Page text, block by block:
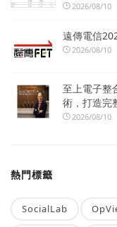
2026/08/10
遠傳電信
2026/08/10
至上電子整
術，打造完
2026/08/10
熱門標籤
SocialLab